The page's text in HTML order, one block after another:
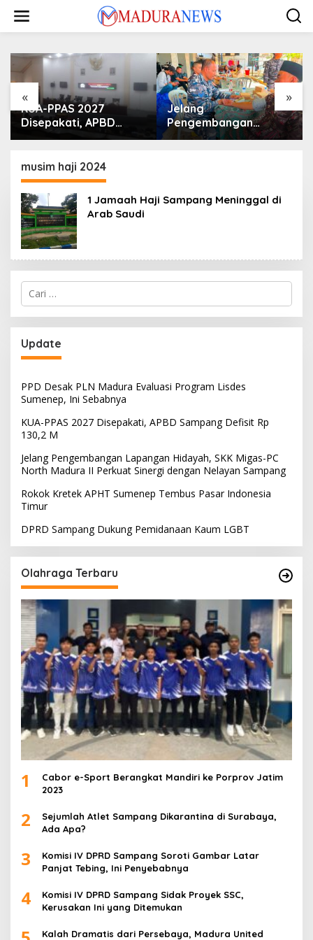
konten
« »
KUA-PPAS 2027
Disepakati, APBD
Sampang Defisit Rp
Jelang
Pengembangan
Lapangan Hidayah,
musim haji 2024
1 Jamaah Haji Sampang Meninggal di
Arab Saudi
Cari
untuk:
Update
PPD Desak PLN Madura Evaluasi Program Lisdes
Sumenep, Ini Sebabnya
KUA-PPAS 2027 Disepakati, APBD Sampang Defisit Rp
130,2 M
Jelang Pengembangan Lapangan Hidayah, SKK Migas-PC
North Madura II Perkuat Sinergi dengan Nelayan Sampang
Rokok Kretek APHT Sumenep Tembus Pasar Indonesia
Timur
DPRD Sampang Dukung Pemidanaan Kaum LGBT
Olahraga Terbaru
1
Cabor e-Sport Berangkat Mandiri ke Porprov Jatim
2023
2
Sejumlah Atlet Sampang Dikarantina di Surabaya,
Ada Apa?
3
Komisi IV DPRD Sampang Soroti Gambar Latar
Panjat Tebing, Ini Penyebabnya
4
Komisi IV DPRD Sampang Sidak Proyek SSC,
Kerusakan Ini yang Ditemukan
Kalah Dramatis dari Persebaya, Madura United